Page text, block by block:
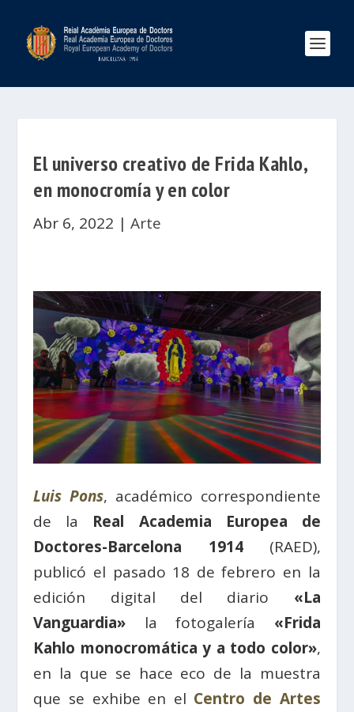
El universo creativo de Frida Kahlo,
en monocromía y en color
Abr 6, 2022 |Arte
Luis Pons, académico correspondiente
de la Real Academia Europea de
Doctores-Barcelona 1914(RAED),
publicó el pasado 18 de febrero en la
edición digital del diario «La
Vanguardia» la fotogalería «Frida
Kahlo monocromática y a todo color»,
en la que se hace eco de la muestra
que se exhibe en el Centro de Artes